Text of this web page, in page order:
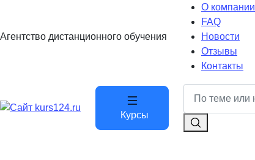
Агентство дистанционного обучения
О компании
FAQ
Новости
Отзывы
Контакты
Курсы